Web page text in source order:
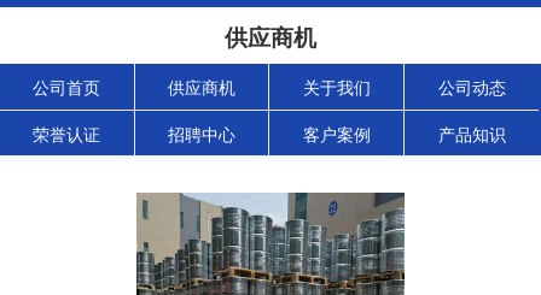
供应商机
公司首页 供应商机 关于我们 公司动态
荣誉认证 招聘中心 客户案例 产品知识